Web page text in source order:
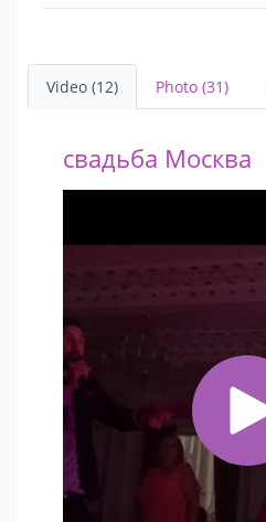
Video (12) Photo (31)
свадьба Москва